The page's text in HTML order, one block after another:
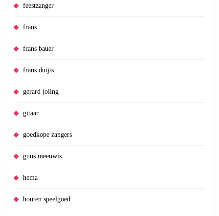
feestzanger
frans
frans bauer
frans duijts
gerard joling
gitaar
goedkope zangers
guus meeuwis
hema
houten speelgoed